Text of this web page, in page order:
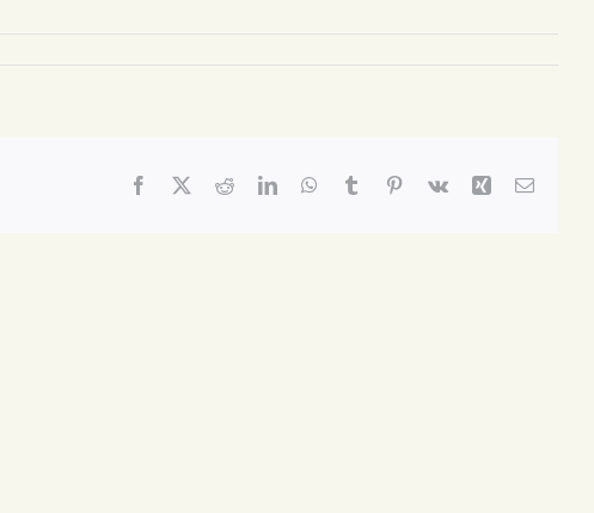
Facebook RedditLinkedInWhatsApp
Tumblr Pinterest
Vk Xing Email: